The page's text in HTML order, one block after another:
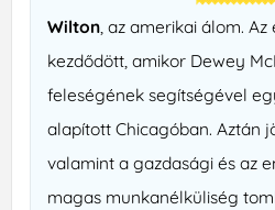
Wilton, az amerikai álom. Az
kezdődött, amikor Dewey
feleségének segítségével
alapított Chicagóban. Aztán
valamint a gazdasági és az
magas munkanélküliség